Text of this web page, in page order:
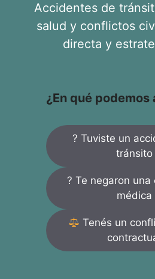
Accidentes de
salud y conflictos
directa y
¿En qué
? Tuviste un
tránsito
? Te negaron
médica
Tenés un